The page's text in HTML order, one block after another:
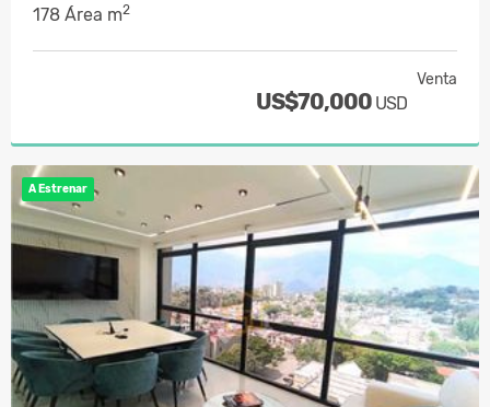
178 Área m2
Venta
US$70,000 USD
A Estrenar